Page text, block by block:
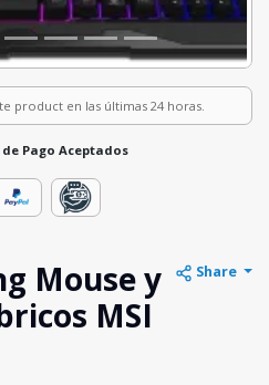
product en las últimas 24 horas.
Pago Aceptados
Mouse y
MSI
Share